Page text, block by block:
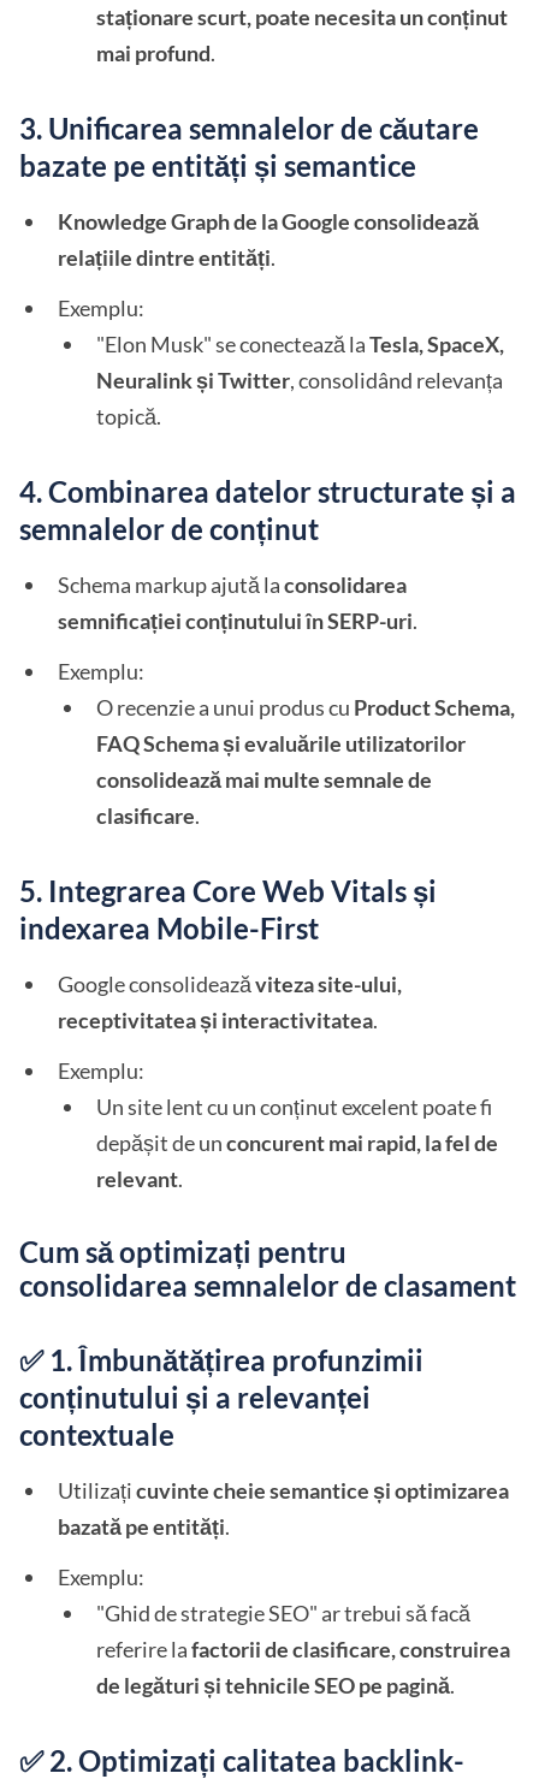
staționare scurt, poate necesita un conținut
mai profund.
3. Unificarea semnalelor de căutare
bazate pe entități și semantice
Knowledge Graph de la Google consolidează
relațiile dintre entități.
Exemplu:
"Elon Musk" se conectează laTesla, SpaceX,
Neuralink și Twitter, consolidând relevanța
topică.
4. Combinarea datelor structurate și a
semnalelor de conținut
Schema markup ajută laconsolidarea
semnificației conținutului în SERP-uri.
Exemplu:
O recenzie a unui produs cu Product Schema,
FAQ Schema și evaluările utilizatorilor
consolidează mai multe semnale de
clasificare.
5. Integrarea Core Web Vitals și
indexarea Mobile-First
Google consolideazăviteza site-ului,
receptivitatea și interactivitatea.
Exemplu:
Un site lent cu un conținut excelent poate fi
depășit de unconcurent mai rapid, la fel de
relevant.
Cum să optimizați pentru
consolidarea semnalelor de clasament
✅ 1. Îmbunătățirea profunzimii
conținutului și a relevanței
contextuale
Utilizațicuvinte cheie semantice și optimizarea
bazată pe entități.
Exemplu:
"Ghid de strategie SEO" ar trebui să facă
referire lafactorii de clasificare, construirea
de legături și tehnicile SEO pe pagină.
✅ 2. Optimizați calitatea backlink-